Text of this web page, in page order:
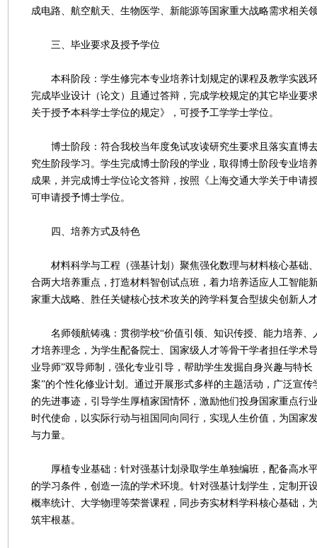
成电路、航空航天、生物医学、新能源等国家重大战略需求相关
三、毕业要求及授予学位
本科阶段：学生修完本专业培养计划规定的课程及教学实践
完成毕业设计（论文）且通过答辩，完成学校规定的其它毕业要
关于授予本科学士学位的规定》，可授予工学学士学位。
博士阶段：符合我校当年度免试攻读研究生要求且落实直博
究生阶段学习。学生完成博士阶段的学业，取得博士阶段专业培
成果，并完成博士学位论文答辩，按照《上海交通大学关于申请
可申请授予博士学位。
四、培养方式及特色
材料科学与工程（强基计划）聚焦强化数理与材料核心基础
合两大培养重点，打造材料智创试点班，着力培养适应人工智能
家重大战略、胜任关键核心技术攻关的跨学科复合型拔尖创新人
名师领航铸魂：贯彻学校“价值引领、知识传授、能力培养、
才培养理念，为学生配备院士、国家级人才等骨干学者担任学术
业导师”双导师制，强化专业引导，帮助学生发掘自身兴趣与特长
案”的个性化修业计划。通过开展形式多样的主题活动，广泛宣传
的先进事迹，引导学生厚植家国情怀，激励他们投身国家重点行
时代使命，以实际行动与祖国同向同行，实现人生价值，为国家
与力量。
厚植专业基础：针对强基计划录取学生单独编班，配备高水
的学习条件，创造一流的学术环境。针对强基计划学生，定制开
概率统计、大学物理等荣誉课程，同步夯实材料学科核心基础，
筑牢根基。